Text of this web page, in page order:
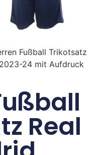
Fußball Trikotsatz
24 mit Aufdruck
Real